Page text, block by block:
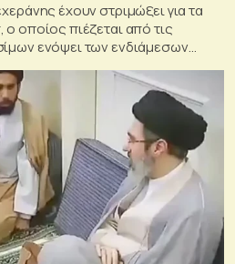
έχουν στριμώξει για τα
οποίος πιέζεται από τις
ενόψει των ενδιάμεσων
ΗΠΑ